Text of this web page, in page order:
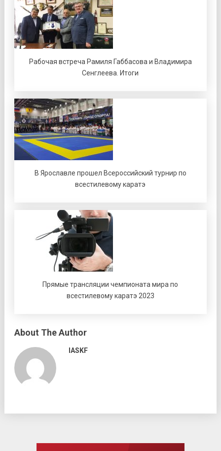
Рабочая встреча Рамиля Габбасова и Владимира
Сенглеева. Итоги
В Ярославле прошел Всероссийский турнир по
всестилевому каратэ
Прямые трансляции чемпионата мира по
всестилевому каратэ 2023
About The Author
IASKF